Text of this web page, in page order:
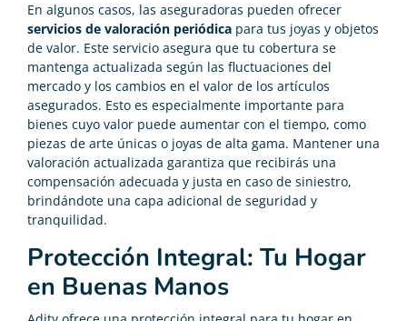
En algunos casos, las aseguradoras pueden ofrecer
servicios de valoración periódica para tus joyas y objetos
de valor. Este servicio asegura que tu cobertura se
mantenga actualizada según las fluctuaciones del
mercado y los cambios en el valor de los artículos
asegurados. Esto es especialmente importante para
bienes cuyo valor puede aumentar con el tiempo, como
piezas de arte únicas o joyas de alta gama. Mantener una
valoración actualizada garantiza que recibirás una
compensación adecuada y justa en caso de siniestro,
brindándote una capa adicional de seguridad y
tranquilidad.
Protección Integral: Tu Hogar
en Buenas Manos